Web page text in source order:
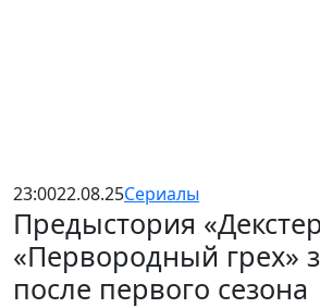
23:0022.08.25Сериалы
Предыстория
«Первородный грех»
после первого сезона